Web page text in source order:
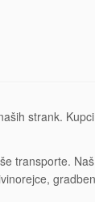
strank.
transporte.